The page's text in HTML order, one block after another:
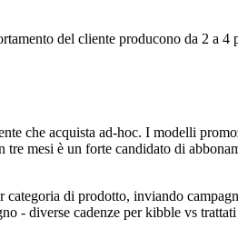
del cliente producono da 2 a 4
che acquista ad-hoc. I modelli
mesi è un forte candidato di
di prodotto, inviando
- diverse cadenze per kibble vs